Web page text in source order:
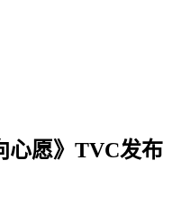
心愿》TVC发布